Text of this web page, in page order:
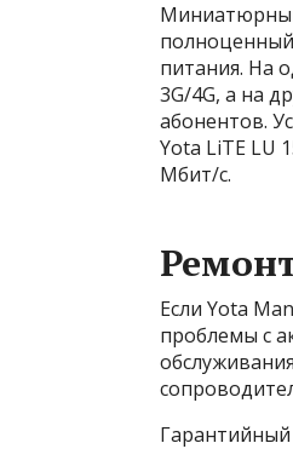
питания. На
3G/4G, а на
абонентов.
Yota LiTE LU
Мбит/с.
Если Yota
проблемы с
Гарантийный